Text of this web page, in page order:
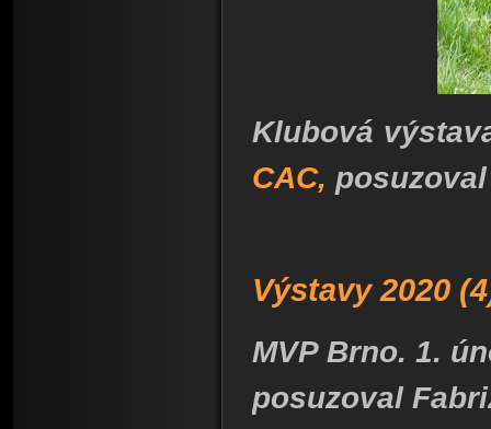
Klubová
CAC,
Výstavy 2020
MVP Brno. 1.
posuzoval